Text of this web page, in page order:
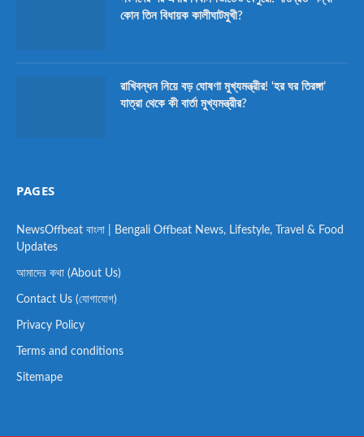
কোন তিন বিধায়ক কালীঘাটমুখী?
রাখিবন্ধন নিয়ে বড় ঘোষণা মুখ্যমন্ত্রীর! ‘হর ঘর তিরঙ্গা’
যাত্রা থেকে কী বার্তা মুখ্যমন্ত্রীর?
PAGES
NewsOffbeat বাংলা | Bengali Offbeat News, Lifestyle, Travel & Food
Updates
আমাদের কথা (About Us)
Contact Us (যোগাযোগ)
Privacy Policy
Terms and conditions
Sitemape